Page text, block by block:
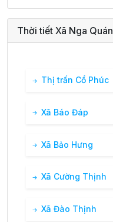
Thời tiết Xã Nga Quán
Thị trấn Cổ Phúc
Xã Báo Đáp
Xã Bảo Hưng
Xã Cường Thịnh
Xã Đào Thịnh